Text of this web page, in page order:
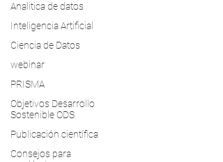
Analitica de datos
Inteligencia Artificial
Ciencia de Datos
webinar
PRISMA
Objetivos Desarrollo
Sostenible ODS
Publicación científica
Consejos para